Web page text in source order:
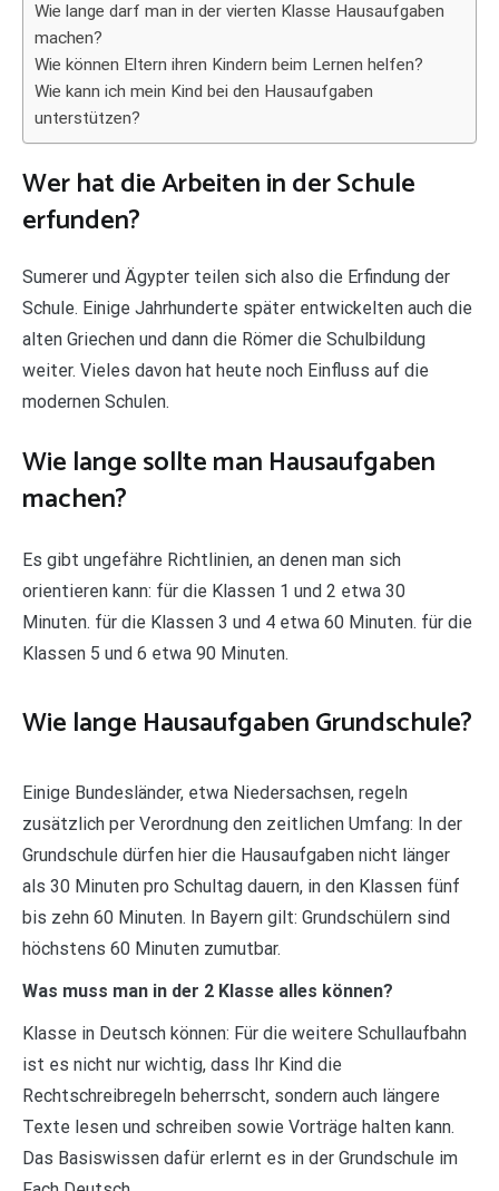
Wie lange darf man in der vierten Klasse Hausaufgaben
machen?
Wie können Eltern ihren Kindern beim Lernen helfen?
Wie kann ich mein Kind bei den Hausaufgaben
unterstützen?
Wer hat die Arbeiten in der Schule
erfunden?
Sumerer und Ägypter teilen sich also die Erfindung der
Schule. Einige Jahrhunderte später entwickelten auch die
alten Griechen und dann die Römer die Schulbildung
weiter. Vieles davon hat heute noch Einfluss auf die
modernen Schulen.
Wie lange sollte man Hausaufgaben
machen?
Es gibt ungefähre Richtlinien, an denen man sich
orientieren kann: für die Klassen 1 und 2 etwa 30
Minuten. für die Klassen 3 und 4 etwa 60 Minuten. für die
Klassen 5 und 6 etwa 90 Minuten.
Wie lange Hausaufgaben Grundschule?
Einige Bundesländer, etwa Niedersachsen, regeln
zusätzlich per Verordnung den zeitlichen Umfang: In der
Grundschule dürfen hier die Hausaufgaben nicht länger
als 30 Minuten pro Schultag dauern, in den Klassen fünf
bis zehn 60 Minuten. In Bayern gilt: Grundschülern sind
höchstens 60 Minuten zumutbar.
Was muss man in der 2 Klasse alles können?
Klasse in Deutsch können: Für die weitere Schullaufbahn
ist es nicht nur wichtig, dass Ihr Kind die
Rechtschreibregeln beherrscht, sondern auch längere
Texte lesen und schreiben sowie Vorträge halten kann.
Das Basiswissen dafür erlernt es in der Grundschule im